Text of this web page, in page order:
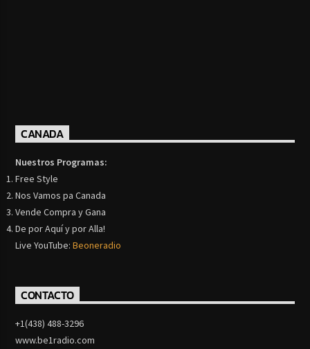
CANADA
Nuestros Programas:
Free Style
Nos Vamos pa Canada
Vende Compra y Gana
De por Aquí y por Alla!
Live YouTube:Beoneradio
CONTACTO
+1(438) 488-3296
www.be1radio.com